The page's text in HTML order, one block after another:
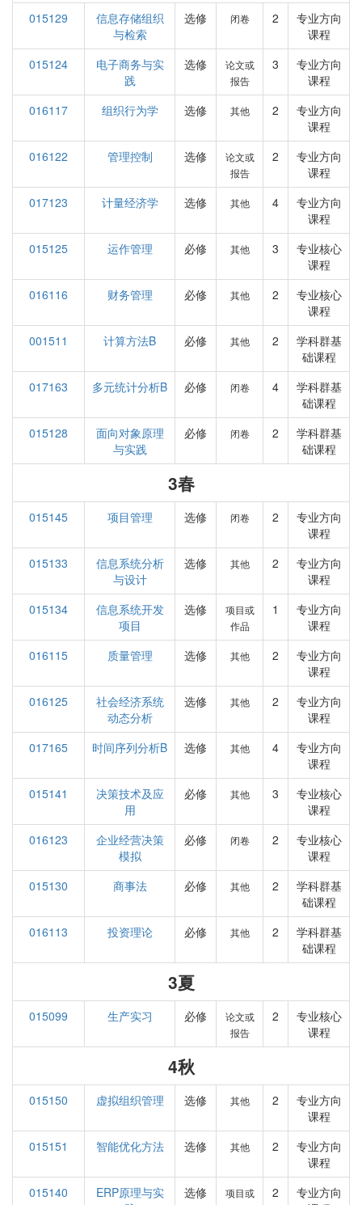
015129
信息存储组织
与检索
选修 闭卷 2
专业方向
课程
015124
电子商务与实
践
选修
论文或
报告
3
专业方向
课程
016117
组织行为学 选修 其他 2
专业方向
课程
016122
管理控制 选修
论文或
报告
2
专业方向
课程
017123
计量经济学 选修 其他 4
专业方向
课程
015125
运作管理 必修 其他 3
专业核心
课程
016116
财务管理 必修 其他 2
专业核心
课程
001511
计算方法B 必修 其他 2
学科群基
础课程
017163
多元统计分析B 必修 闭卷 4
学科群基
础课程
015128
面向对象原理
与实践
必修 闭卷 2
学科群基
础课程
3春
015145 项目管理 选修 闭卷 2
专业方向
课程
015133
信息系统分析
与设计
选修 其他 2
专业方向
课程
015134
信息系统开发
项目
选修
项目或
作品
1
专业方向
课程
016115
质量管理 选修 其他 2
专业方向
课程
016125
社会经济系统
动态分析
选修 其他 2
专业方向
课程
017165
时间序列分析B 选修 其他 4
专业方向
课程
015141
决策技术及应
用
必修 其他 3
专业核心
课程
016123
企业经营决策
模拟
必修 闭卷 2
专业核心
课程
015130
商事法 必修 其他 2
学科群基
础课程
016113
投资理论 必修 其他 2
学科群基
础课程
3夏
015099 生产实习 必修
论文或
报告
2
专业核心
课程
4秋
015150 虚拟组织管理 选修 其他 2
专业方向
课程
015151
智能优化方法 选修 其他 2
专业方向
课程
015140
ERP原理与实
选修
项目或
2
专业方向